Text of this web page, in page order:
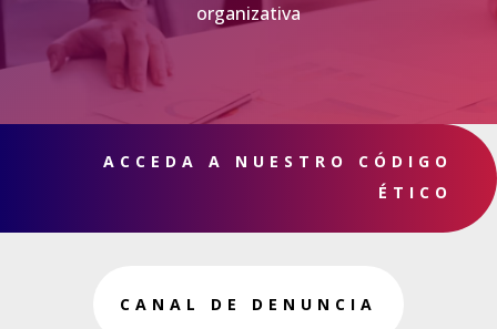
organizativa
ACCEDA A NUESTRO CÓDIGO
ÉTICO
CANAL DE DENUNCIA